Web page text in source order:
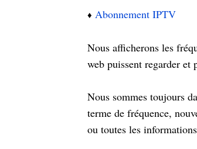
♦️ Abonnement IPTV
Nous afficherons les
web puissent regarder et
Nous sommes toujours
terme de fréquence,
ou toutes les